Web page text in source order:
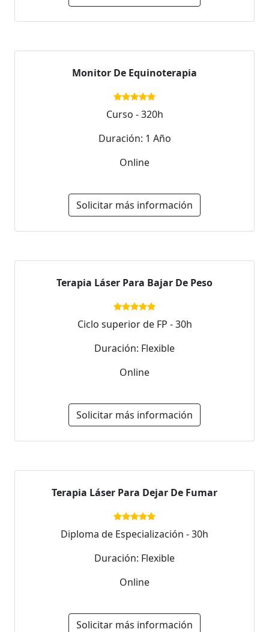
Monitor De Equinoterapia
Curso - 320h
Duración: 1 Año
Online
Solicitar más información
Terapia Láser Para Bajar De Peso
Ciclo superior de FP - 30h
Duración: Flexible
Online
Solicitar más información
Terapia Láser Para Dejar De Fumar
Diploma de Especialización - 30h
Duración: Flexible
Online
Solicitar más información